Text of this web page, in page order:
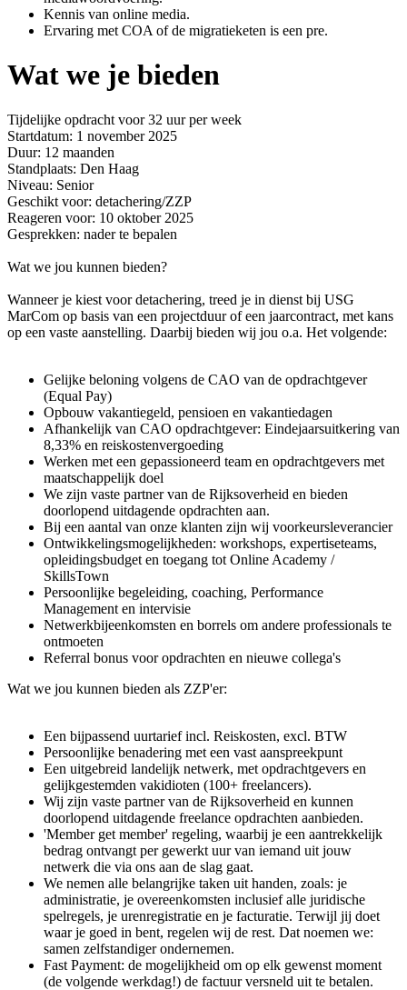
Kennis van online media.
Ervaring met COA of de migratieketen is een pre.
Wat we je bieden
Tijdelijke opdracht voor 32 uur per week
Startdatum: 1 november 2025
Duur: 12 maanden
Standplaats: Den Haag
Niveau: Senior
Geschikt voor: detachering/ZZP
Reageren voor: 10 oktober 2025
Gesprekken: nader te bepalen
Wat we jou kunnen bieden?
Wanneer je kiest voor detachering, treed je in dienst bij USG
MarCom op basis van een projectduur of een jaarcontract, met kans
op een vaste aanstelling. Daarbij bieden wij jou o.a. Het volgende:
Gelijke beloning volgens de CAO van de opdrachtgever
(Equal Pay)
Opbouw vakantiegeld, pensioen en vakantiedagen
Afhankelijk van CAO opdrachtgever: Eindejaarsuitkering van
8,33% en reiskostenvergoeding
Werken met een gepassioneerd team en opdrachtgevers met
maatschappelijk doel
We zijn vaste partner van de Rijksoverheid en bieden
doorlopend uitdagende opdrachten aan.
Bij een aantal van onze klanten zijn wij voorkeursleverancier
Ontwikkelingsmogelijkheden: workshops, expertiseteams,
opleidingsbudget en toegang tot Online Academy /
SkillsTown
Persoonlijke begeleiding, coaching, Performance
Management en intervisie
Netwerkbijeenkomsten en borrels om andere professionals te
ontmoeten
Referral bonus voor opdrachten en nieuwe collega's
Wat we jou kunnen bieden als ZZP'er:
Een bijpassend uurtarief incl. Reiskosten, excl. BTW
Persoonlijke benadering met een vast aanspreekpunt
Een uitgebreid landelijk netwerk, met opdrachtgevers en
gelijkgestemden vakidioten (100+ freelancers).
Wij zijn vaste partner van de Rijksoverheid en kunnen
doorlopend uitdagende freelance opdrachten aanbieden.
'Member get member' regeling, waarbij je een aantrekkelijk
bedrag ontvangt per gewerkt uur van iemand uit jouw
netwerk die via ons aan de slag gaat.
We nemen alle belangrijke taken uit handen, zoals: je
administratie, je overeenkomsten inclusief alle juridische
spelregels, je urenregistratie en je facturatie. Terwijl jij doet
waar je goed in bent, regelen wij de rest. Dat noemen we:
samen zelfstandiger ondernemen.
Fast Payment: de mogelijkheid om op elk gewenst moment
(de volgende werkdag!) de factuur versneld uit te betalen.